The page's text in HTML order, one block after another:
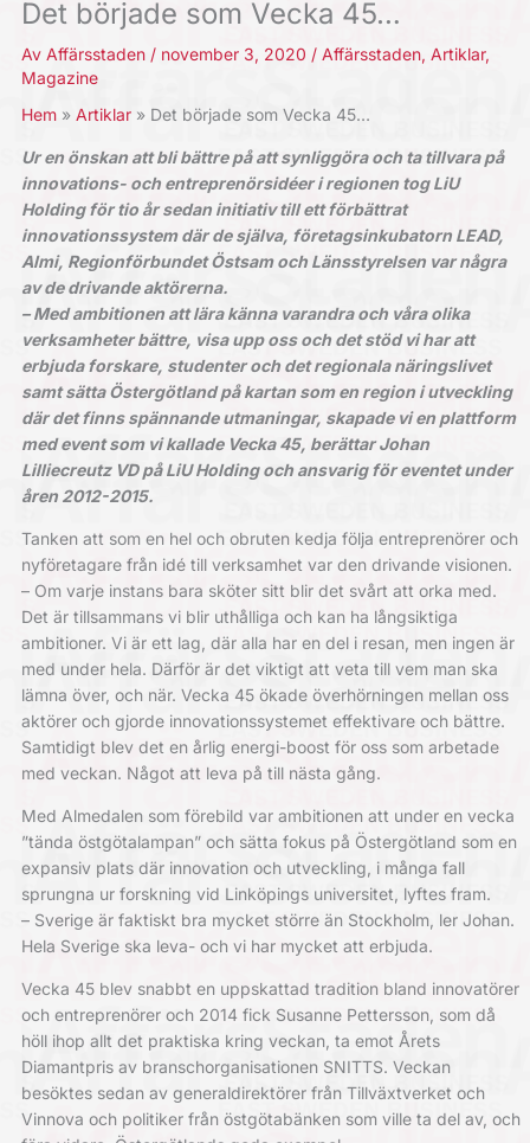
Det började som Vecka 45…
Av Affärsstaden / november 3, 2020 / Affärsstaden, Artiklar,
Magazine
Hem
Artiklar Det började som Vecka 45…
Ur en önskan att bli bättre på att synliggöra och ta tillvara på
innovations- och entreprenörsidéer i regionen tog LiU
Holding för tio år sedan initiativ till ett förbättrat
innovationssystem där de själva, företagsinkubatorn LEAD,
Almi, Regionförbundet Östsam och Länsstyrelsen var några
av de drivande aktörerna.
– Med ambitionen att lära känna varandra och våra olika
verksamheter bättre, visa upp oss och det stöd vi har att
erbjuda forskare, studenter och det regionala näringslivet
samt sätta Östergötland på kartan som en region i utveckling
där det finns spännande utmaningar, skapade vi en plattform
med event som vi kallade Vecka 45, berättar Johan
Lilliecreutz VD på LiU Holding och ansvarig för eventet under
åren 2012-2015.
Tanken att som en hel och obruten kedja följa entreprenörer och
nyföretagare från idé till verksamhet var den drivande visionen.
– Om varje instans bara sköter sitt blir det svårt att orka med.
Det är tillsammans vi blir uthålliga och kan ha långsiktiga
ambitioner. Vi är ett lag, där alla har en del i resan, men ingen är
med under hela. Därför är det viktigt att veta till vem man ska
lämna över, och när. Vecka 45 ökade överhörningen mellan oss
aktörer och gjorde innovationssystemet effektivare och bättre.
Samtidigt blev det en årlig energi-boost för oss som arbetade
med veckan. Något att leva på till nästa gång.
Med Almedalen som förebild var ambitionen att under en vecka
”tända östgötalampan” och sätta fokus på Östergötland som en
expansiv plats där innovation och utveckling, i många fall
sprungna ur forskning vid Linköpings universitet, lyftes fram.
– Sverige är faktiskt bra mycket större än Stockholm, ler Johan.
Hela Sverige ska leva- och vi har mycket att erbjuda.
Vecka 45 blev snabbt en uppskattad tradition bland innovatörer
och entreprenörer och 2014 fick Susanne Pettersson, som då
höll ihop allt det praktiska kring veckan, ta emot Årets
Diamantpris av branschorganisationen SNITTS. Veckan
besöktes sedan av generaldirektörer från Tillväxtverket och
Vinnova och politiker från östgötabänken som ville ta del av, och